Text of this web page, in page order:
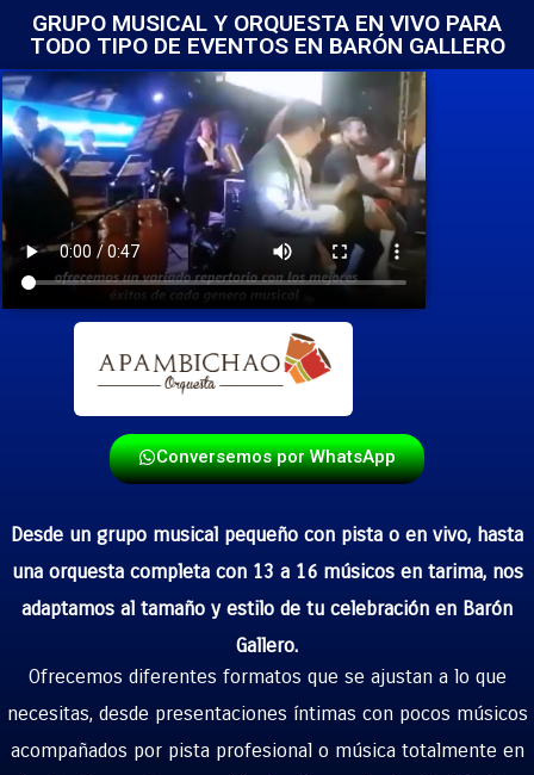
GRUPO MUSICAL Y ORQUESTA EN VIVO PARA
TODO TIPO DE EVENTOS EN BARÓN GALLERO
Conversemos por WhatsApp
Desde un grupo musical pequeño con pista o en vivo, hasta
una orquesta completa con 13 a 16 músicos en tarima, nos
adaptamos al tamaño y estilo de tu celebración en Barón
Gallero.
Ofrecemos diferentes formatos que se ajustan a lo que
necesitas, desde presentaciones íntimas con pocos músicos
acompañados por pista profesional o música totalmente en